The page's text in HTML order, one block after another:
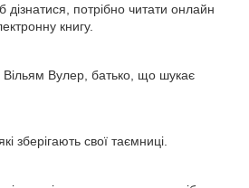
дізнатися, потрібно читати онлайн
книгу.
Вулер, батько, що шукає
зберігають свої таємниці.